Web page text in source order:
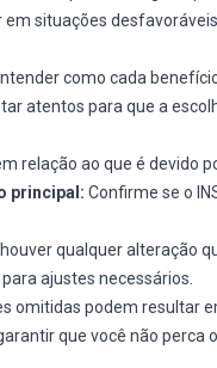
situações
como cada
atentos para que a
relação ao que é devido
principal: Confirme se o
qualquer alteração
ajustes necessários.
omitidas podem resultar
que você não perca